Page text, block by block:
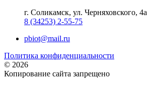
г. Соликамск, ул. Черняховского, 4а
8 (34253) 2-55-75
pbiot@mail.ru
Политика конфиденциальности
© 2026
Копирование сайта запрещено